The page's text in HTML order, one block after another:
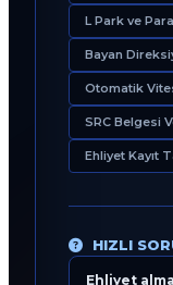
L Park ve
Bayan
Otomatik
SRC Belgesi
Ehliyet Kayıt
HIZLI
Ehliyet